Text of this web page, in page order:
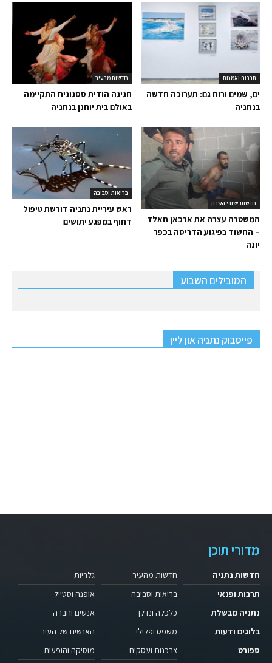
חדשות מהעיר
חגיגה הודית ססגונית התקיימה
באולם בית יוחנן בנתניה
תרבות ואמנות
ים, שמים ורוח גם: תערוכה חדשה
בנתניה
בריאות וסביבה
ראש עיריית נתניה דורשת טיפול
דחוף במפגע יתושים
חדשות ישובי השרון
המשטרה עצרה את ארכאן חאלד
– החשוד בפיגוע הדריסה בכפר
יונה
המובילים השבוע
פייסבוק נתניה און ליין
מדורי תוכן
חדשות נתניה
תרבות ופנאי
נתניה מבשלת
בלוגים ודעות
ספורט
חדשות מהעיר
בריאות וסביבה
כלכלה ונדלן
משפט ופלילי
צרכנות ועסקים
גלריות
אופנה וסטייל
אנשים וחברה
האנשים של העיר
מוסיקה והופעות